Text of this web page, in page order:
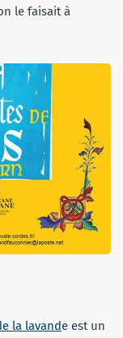
le faisait à
la lavande est un